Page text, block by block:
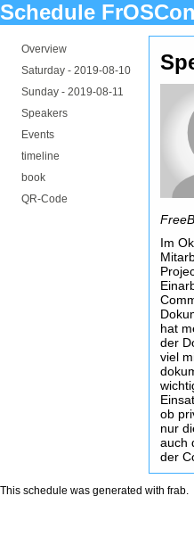
Schedule
Overview
Saturday - 2019-08-10
Sunday - 2019-08-11
Speakers
Events
timeline
book
QR-Code
Im
hat
der
viel
ob
nur
auch
der
This schedule was generated with frab.